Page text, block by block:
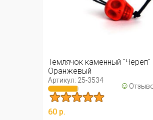
Темлячок каменный "Череп"
Оранжевый
Артикул: 25-3534 ☺
60 р.